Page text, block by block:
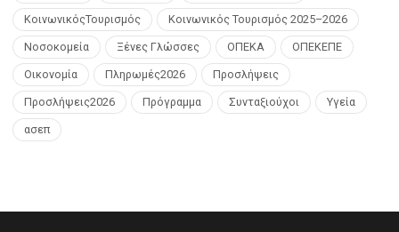
ΚοινωνικόςΤουρισμός Κοινωνικός Τουρισμός 2025–2026
Νοσοκομεία Ξένες Γλώσσες ΟΠΕΚΑ ΟΠΕΚΕΠΕ
Οικονομία Πληρωμές2026 Προσλήψεις
Προσλήψεις2026 Πρόγραμμα Συνταξιούχοι Υγεία
ασεπ